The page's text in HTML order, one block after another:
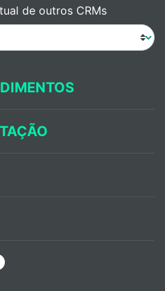
de outros CRMs